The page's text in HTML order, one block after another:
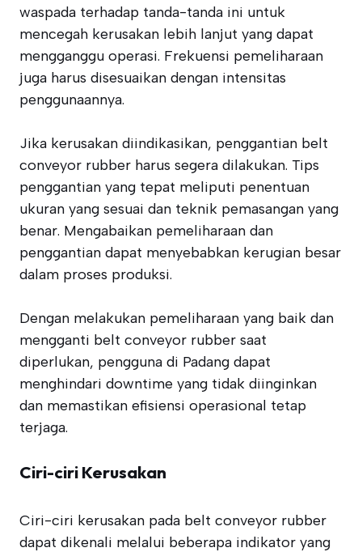
waspada terhadap tanda-tanda ini untuk
mencegah kerusakan lebih lanjut yang dapat
mengganggu operasi. Frekuensi pemeliharaan
juga harus disesuaikan dengan intensitas
penggunaannya.
Jika kerusakan diindikasikan, penggantian belt
conveyor rubber harus segera dilakukan. Tips
penggantian yang tepat meliputi penentuan
ukuran yang sesuai dan teknik pemasangan yang
benar. Mengabaikan pemeliharaan dan
penggantian dapat menyebabkan kerugian besar
dalam proses produksi.
Dengan melakukan pemeliharaan yang baik dan
mengganti belt conveyor rubber saat
diperlukan, pengguna di Padang dapat
menghindari downtime yang tidak diinginkan
dan memastikan efisiensi operasional tetap
terjaga.
Ciri-ciri Kerusakan
Ciri-ciri kerusakan pada belt conveyor rubber
dapat dikenali melalui beberapa indikator yang